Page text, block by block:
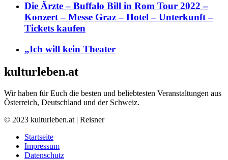
Die Ärzte – Buffalo Bill in Rom Tour 2022 –
Konzert – Messe Graz – Hotel – Unterkunft –
Tickets kaufen
„Ich will kein Theater
kulturleben.at
Wir haben für Euch die besten und beliebtesten Veranstaltungen aus
Österreich, Deutschland und der Schweiz.
© 2023 kulturleben.at | Reisner
Startseite
Impressum
Datenschutz